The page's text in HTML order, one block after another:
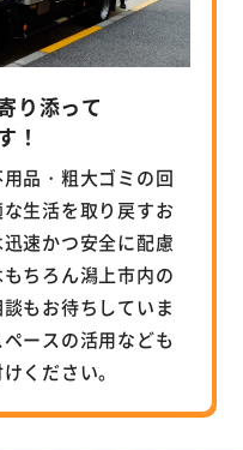
り添って
！
品・粗大ゴミの回
生活を取り戻すお
速かつ安全に配慮
ちろん潟上市内の
もお待ちしていま
ースの活用なども
ください。